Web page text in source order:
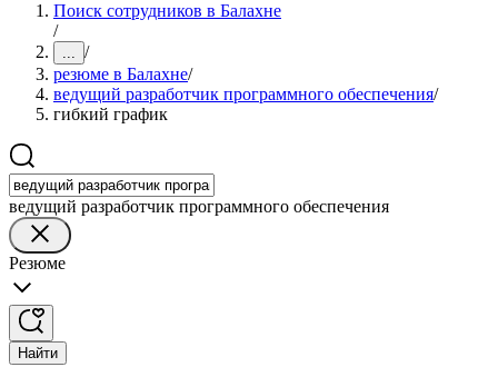
Поиск сотрудников в Балахне
/
... /
резюме в Балахне/
ведущий разработчик программного обеспечения/
гибкий график
ведущий разработчик программного обеспечения
Резюме
Найти